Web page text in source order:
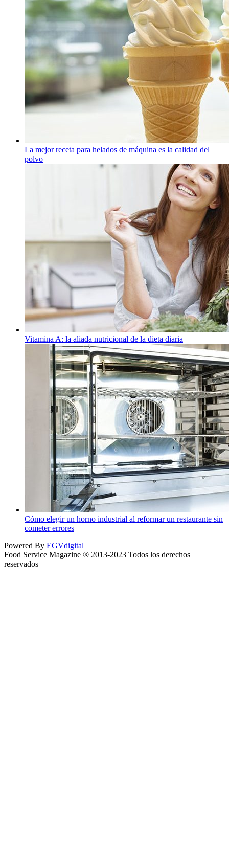
La mejor receta para helados de máquina es la calidad del
polvo
Vitamina A: la aliada nutricional de la dieta diaria
Cómo elegir un horno industrial al reformar un restaurante sin
cometer errores
Powered By EGVdigital
Food Service Magazine ® 2013-2023 Todos los derechos
reservados